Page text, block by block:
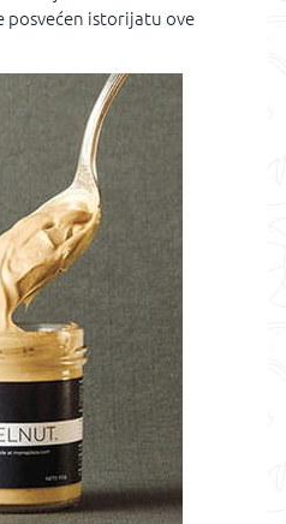
posvećen istorijatu ove